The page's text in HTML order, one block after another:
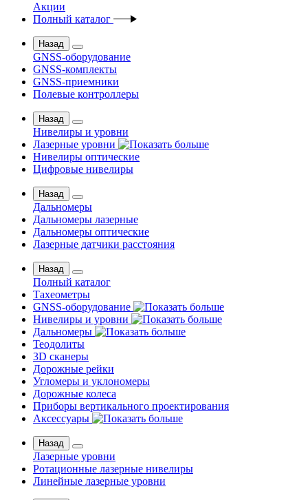
Акции
Полный каталог
Назад
GNSS-оборудование
GNSS-комплекты
GNSS-приемники
Полевые контроллеры
Назад
Нивелиры и уровни
Лазерные уровни
Нивелиры оптические
Цифровые нивелиры
Назад
Дальномеры
Дальномеры лазерные
Дальномеры оптические
Лазерные датчики расстояния
Назад
Полный каталог
Тахеометры
GNSS-оборудование
Нивелиры и уровни
Дальномеры
Теодолиты
3D сканеры
Дорожные рейки
Угломеры и уклономеры
Дорожные колеса
Приборы вертикального проектирования
Аксессуары
Назад
Лазерные уровни
Ротационные лазерные нивелиры
Линейные лазерные уровни